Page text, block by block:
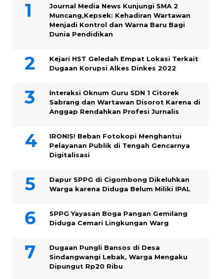
Journal Media News Kunjungi SMA 2
Muncang,Kepsek: Kehadiran Wartawan
Menjadi Kontrol dan Warna Baru Bagi
Dunia Pendidikan
Kejari HST Geledah Empat Lokasi Terkait
Dugaan Korupsi Alkes Dinkes 2022
Interaksi Oknum Guru SDN 1 Citorek
Sabrang dan Wartawan Disorot Karena di
Anggap Rendahkan Profesi Jurnalis
IRONIS! Beban Fotokopi Menghantui
Pelayanan Publik di Tengah Gencarnya
Digitalisasi
Dapur SPPG di Cigombong Dikeluhkan
Warga karena Diduga Belum Miliki IPAL
SPPG Yayasan Boga Pangan Gemilang
Diduga Cemari Lingkungan Warg
Dugaan Pungli Bansos di Desa
Sindangwangi Lebak, Warga Mengaku
Dipungut Rp20 Ribu